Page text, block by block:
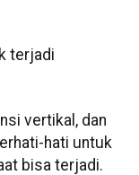
terjadi
vertikal, dan
hati untuk
bisa terjadi.